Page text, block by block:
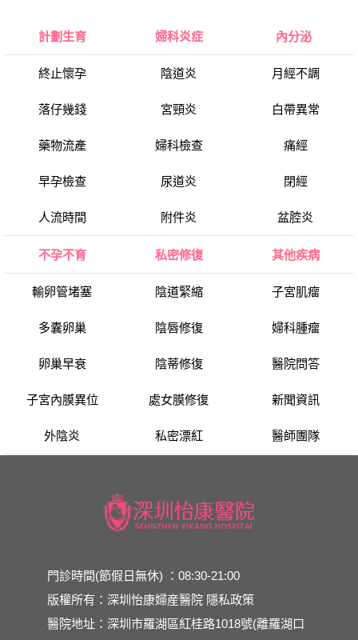
計劃生育
終止懷孕
落仔幾錢
藥物流產
早孕檢查
人流時間
婦科炎症
陰道炎
宮頸炎
婦科檢查
尿道炎
附件炎
內分泌
月經不調
白帶異常
痛經
閉經
盆腔炎
不孕不育
輸卵管堵塞
多囊卵巢
卵巢早衰
子宮內膜異位
外陰炎
私密修復
陰道緊縮
陰唇修復
陰蒂修復
處女膜修復
私密漂紅
其他疾病
子宮肌瘤
婦科腫瘤
醫院問答
新聞資訊
醫師團隊
門診時間(節假日無休) ：08:30-21:00
版權所有：深圳怡康婦産醫院 隱私政策
醫院地址：深圳市羅湖區紅桂路1018號(離羅湖口